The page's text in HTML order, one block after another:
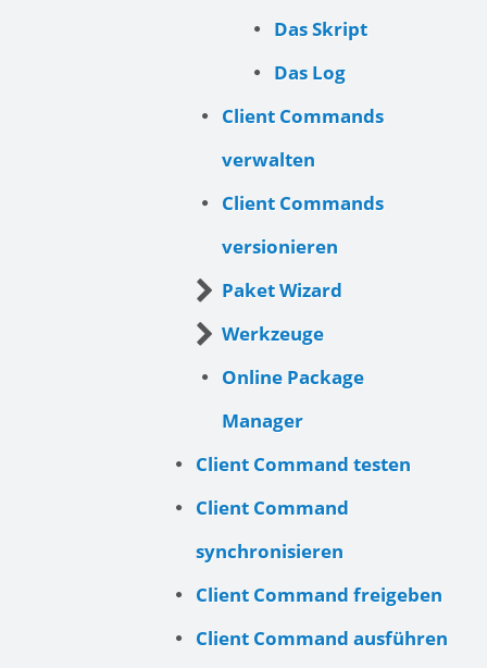
Das Skript
Das Log
Client Commands
verwalten
Client Commands
versionieren
Paket Wizard
Werkzeuge
Online Package
Manager
Client Command testen
Client Command
synchronisieren
Client Command freigeben
Client Command ausführen